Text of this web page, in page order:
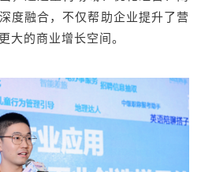
度融合，不仅帮助企业提升了营
大的商业增长空间。